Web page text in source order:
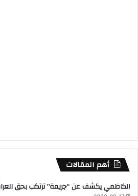
أهم المقالات
الكاظمي يكشف عن “جريمة” ترتكب بحق